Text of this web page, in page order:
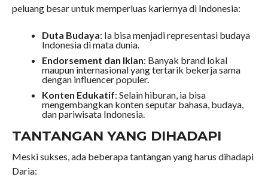
peluang besar untuk memperluas kariernya di Indonesia:
Duta Budaya: Ia bisa menjadi representasi budaya
Indonesia di mata dunia.
Endorsement dan Iklan: Banyak brand lokal
maupun internasional yang tertarik bekerja sama
dengan influencer populer.
Konten Edukatif: Selain hiburan, ia bisa
mengembangkan konten seputar bahasa, budaya,
dan pariwisata Indonesia.
TANTANGAN YANG DIHADAPI
Meski sukses, ada beberapa tantangan yang harus dihadapi
Daria: